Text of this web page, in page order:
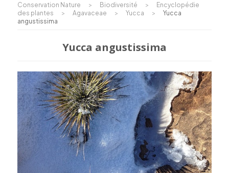
Conservation Nature > Biodiversité >
Encyclopédie
des plantes
> Agavaceae > Yucca >
Yucca
angustissima
Yucca angustissima